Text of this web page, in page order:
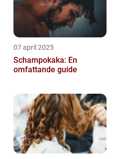
07 april 2025
Schampokaka: En
omfattande guide